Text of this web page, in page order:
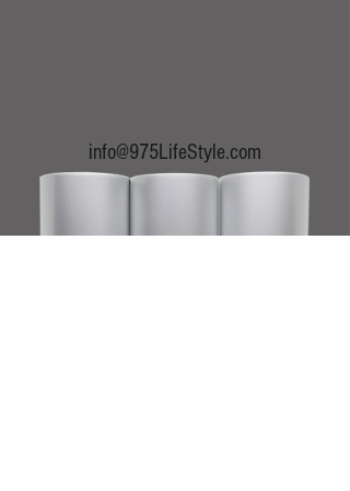
info@975LifeStyle.com